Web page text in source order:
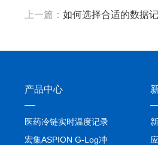
上一篇： 如何选择合适的数据
产品中心
医药冷链实时温度记录
仪TIVE Solo 5G
宏集ASPION G-Log冲